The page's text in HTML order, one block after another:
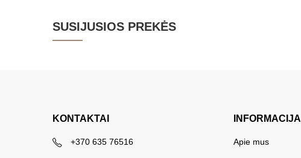
SUSIJUSIOS PREKĖS
KONTAKTAI
+370 635 76516
INFORMACIJA
Apie mus